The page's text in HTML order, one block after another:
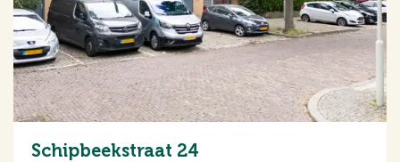
Schipbeekstraat 24